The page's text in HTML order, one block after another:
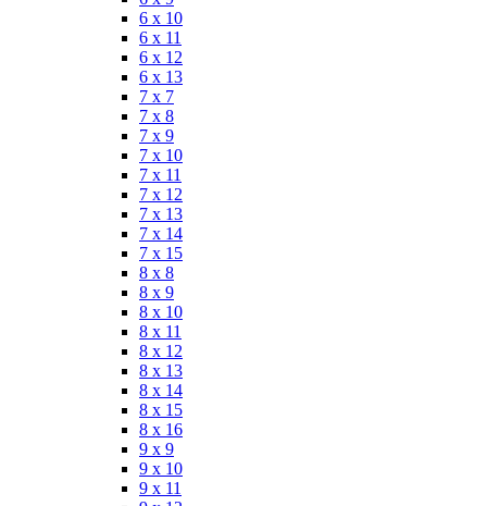
6 x 10
6 x 11
6 x 12
6 x 13
7 x 7
7 x 8
7 x 9
7 x 10
7 x 11
7 x 12
7 x 13
7 x 14
7 x 15
8 x 8
8 x 9
8 x 10
8 x 11
8 x 12
8 x 13
8 x 14
8 x 15
8 x 16
9 x 9
9 x 10
9 x 11